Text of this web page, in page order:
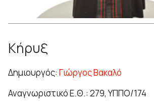
Κήρυξ
Δημιουργός: Γιώργος Βακαλό
Αναγνωριστικό Ε.Θ.: 279, ΥΠΠΟ/174